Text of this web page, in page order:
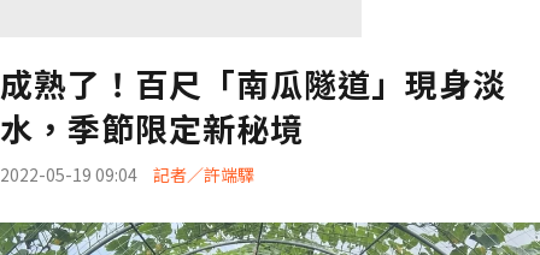
成熟了！百尺「南瓜隧道」現身淡
水，季節限定新秘境
2022-05-19 09:04 記者／許端驛